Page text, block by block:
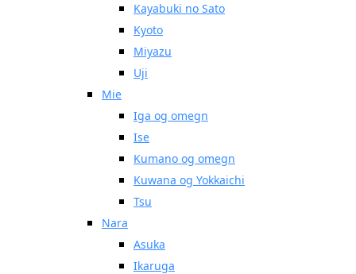
Kayabuki no Sato
Kyoto
Miyazu
Uji
Mie
Iga og omegn
Ise
Kumano og omegn
Kuwana og Yokkaichi
Tsu
Nara
Asuka
Ikaruga